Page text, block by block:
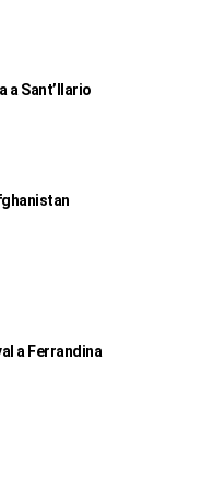
a Sant’Ilario
a Ferrandina